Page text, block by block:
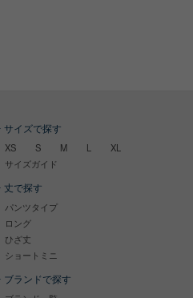
サイズで探す
XS S M L
XL
サイズガイド
丈で探す
パンツタイプ
ロング
ひざ丈
ショートミニ
ブランドで探す